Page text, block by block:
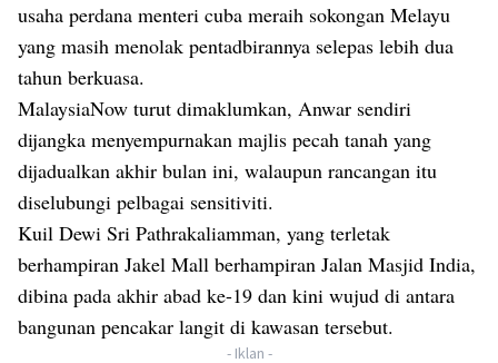
usaha perdana menteri cuba meraih sokongan Melayu
yang masih menolak pentadbirannya selepas lebih dua
tahun berkuasa.
MalaysiaNow turut dimaklumkan, Anwar sendiri
dijangka menyempurnakan majlis pecah tanah yang
dijadualkan akhir bulan ini, walaupun rancangan itu
diselubungi pelbagai sensitiviti.
Kuil Dewi Sri Pathrakaliamman, yang terletak
berhampiran Jakel Mall berhampiran Jalan Masjid India,
dibina pada akhir abad ke-19 dan kini wujud di antara
bangunan pencakar langit di kawasan tersebut.
- Iklan -